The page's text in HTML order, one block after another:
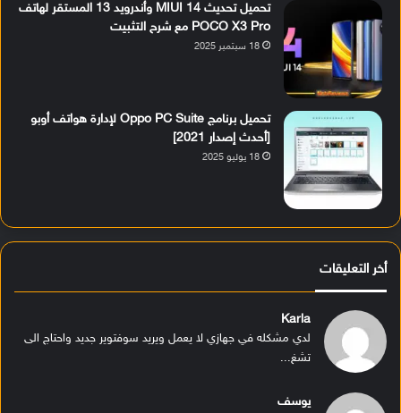
تحميل تحديث MIUI 14 وأندرويد 13 المستقر لهاتف
POCO X3 Pro مع شرح التثبيت
18 سبتمبر 2025
تحميل برنامج Oppo PC Suite لإدارة هواتف أوبو
[أحدث إصدار 2021]
18 يوليو 2025
أخر التعليقات
Karla
لدي مشكله في جهازي لا يعمل ويريد سوفتوير جديد واحتاج الى
تشغ...
يوسف